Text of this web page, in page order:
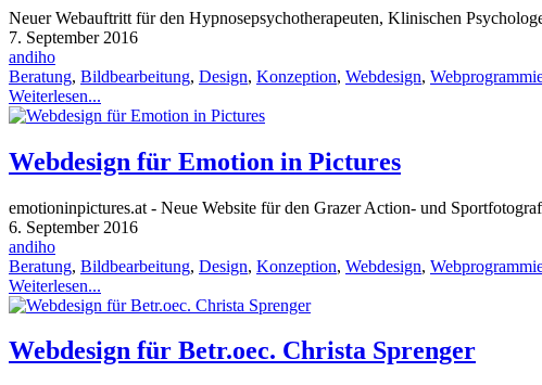
Neuer Webauftritt für den Hypnosepsychotherapeuten, Klinischen
7. September 2016
andiho
Beratung, Bildbearbeitung, Design, Konzeption, Webdesign,
Weiterlesen...
Webdesign für Emotion in Pictures
emotioninpictures.at - Neue Website für den Grazer Action- und
6. September 2016
andiho
Beratung, Bildbearbeitung, Design, Konzeption, Webdesign,
Weiterlesen...
Webdesign für Betr.oec. Christa Sprenger